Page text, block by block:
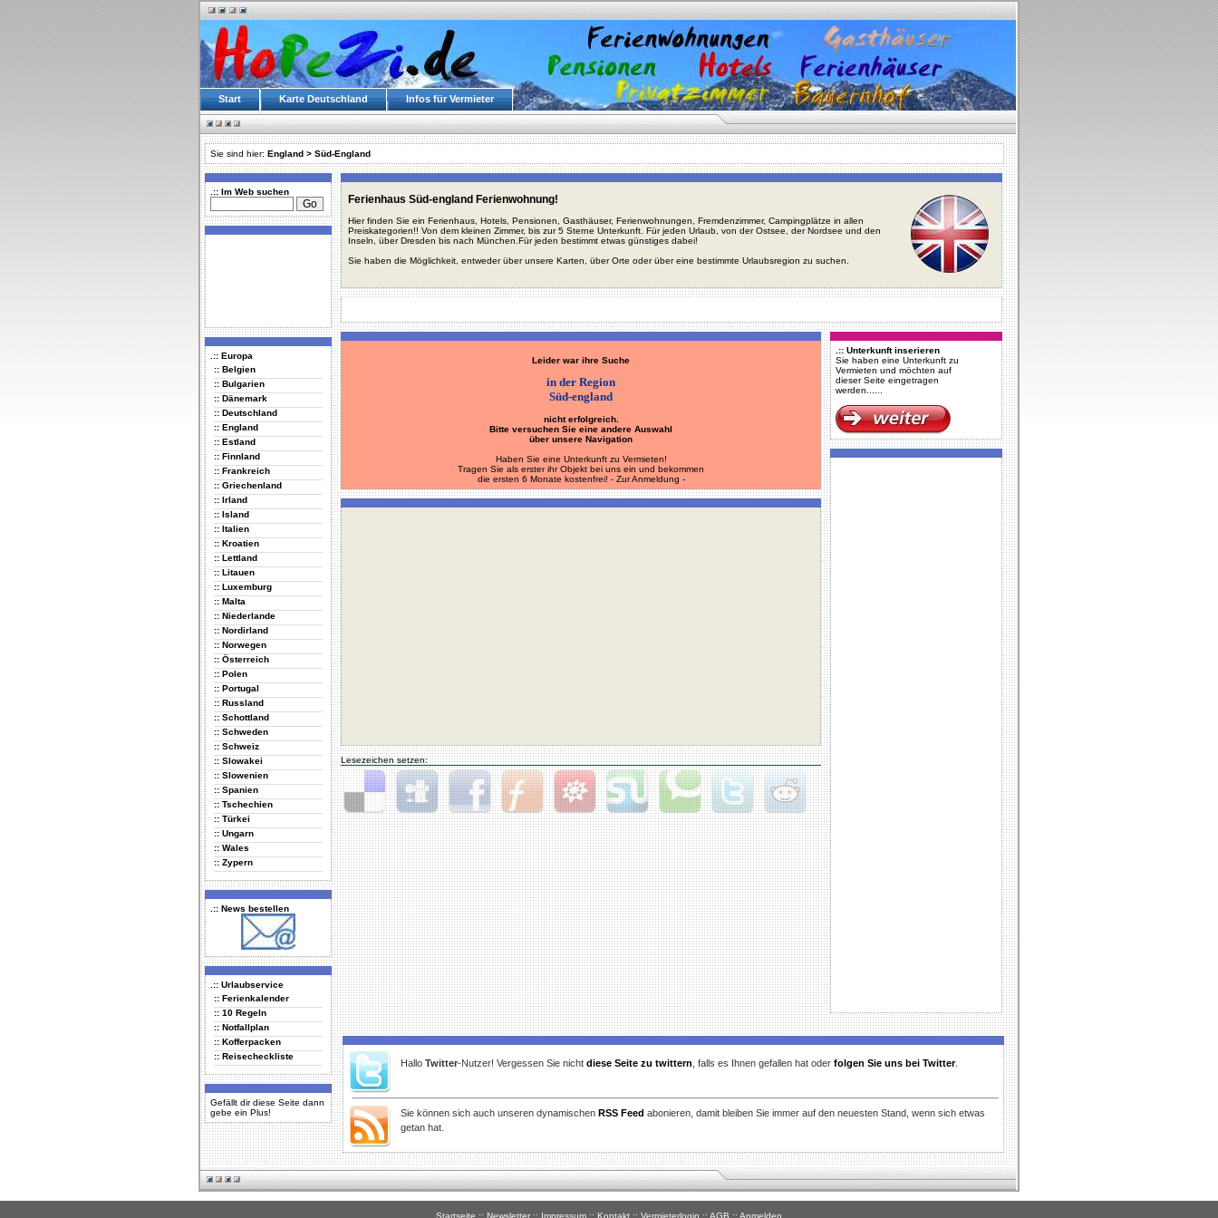
Start Karte Deutschland Infos für Vermieter
Sie sind hier: England > Süd-England
.:: Im Web suchen
.:: Europa
:: Belgien
:: Bulgarien
:: Dänemark
:: Deutschland
:: England
:: Estland
:: Finnland
:: Frankreich
:: Griechenland
:: Irland
:: Island
:: Italien
:: Kroatien
:: Lettland
:: Litauen
:: Luxemburg
:: Malta
:: Niederlande
:: Nordirland
:: Norwegen
:: Österreich
:: Polen
:: Portugal
:: Russland
:: Schottland
:: Schweden
:: Schweiz
:: Slowakei
:: Slowenien
:: Spanien
:: Tschechien
:: Türkei
:: Ungarn
:: Wales
:: Zypern
.:: News bestellen
.:: Urlaubservice
:: Ferienkalender
:: 10 Regeln
:: Notfallplan
:: Kofferpacken
:: Reisecheckliste
Gefällt dir diese Seite dann
gebe ein Plus!
Ferienhaus Süd-england Ferienwohnung!
Hier finden Sie ein Ferienhaus, Hotels, Pensionen, Gasthäuser, Ferienwohnungen, Fremdenzimmer, Campingplätze in allen
Preiskategorien!! Von dem kleinen Zimmer, bis zur 5 Sterne Unterkunft. Für jeden Urlaub, von der Ostsee, der Nordsee und den
Inseln, über Dresden bis nach München.Für jeden bestimmt etwas günstiges dabei!
Sie haben die Möglichkeit, entweder über unsere Karten, über Orte oder über eine bestimmte Urlaubsregion zu suchen.
Leider war ihre Suche
in der Region
Süd-england
nicht erfolgreich.
Bitte versuchen Sie eine andere Auswahl
über unsere Navigation
Haben Sie eine Unterkunft zu Vermieten!
Tragen Sie als erster ihr Objekt bei uns ein und bekommen
die ersten 6 Monate kostenfrei! - Zur Anmeldung -
Lesezeichen setzen:
Delicious Digg Facebook Furl StudiVZ StumbleUponTechnorati Twitter Reddit
.:: Unterkunft inserieren
Sie haben eine Unterkunft zu
Vermieten und möchten auf
dieser Seite eingetragen
werden......
Hallo Twitter-Nutzer! Vergessen Sie nicht diese Seite zu twittern , falls es Ihnen gefallen hat oder folgen Sie uns bei Twitter.
Sie können sich auch unseren dynamischen RSS Feed abonieren, damit bleiben Sie immer auf den neuesten Stand, wenn sich etwas
getan hat.
Startseite :: Newsletter :: Impressum :: Kontakt :: Vermieterlogin :: AGB :: Anmelden